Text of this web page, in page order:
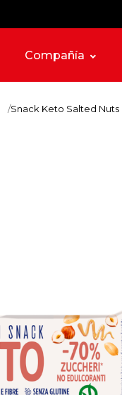
Compañía
Snack Keto Salted Nuts